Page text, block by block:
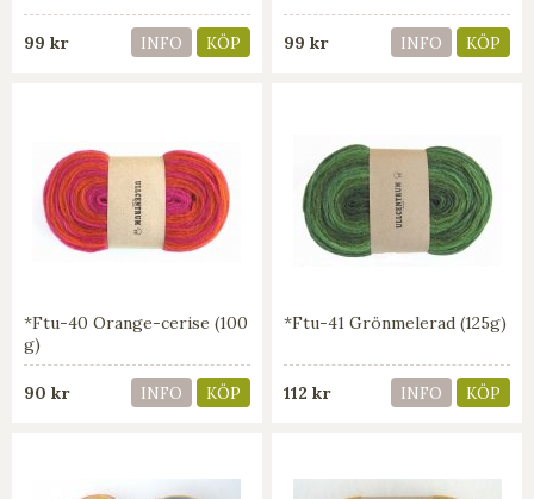
99 kr INFO KÖP 99 kr INFO KÖP
*Ftu-40 Orange-cerise (100
g)
90 kr INFO KÖP
*Ftu-41 Grönmelerad (125g)
112 kr INFO KÖP